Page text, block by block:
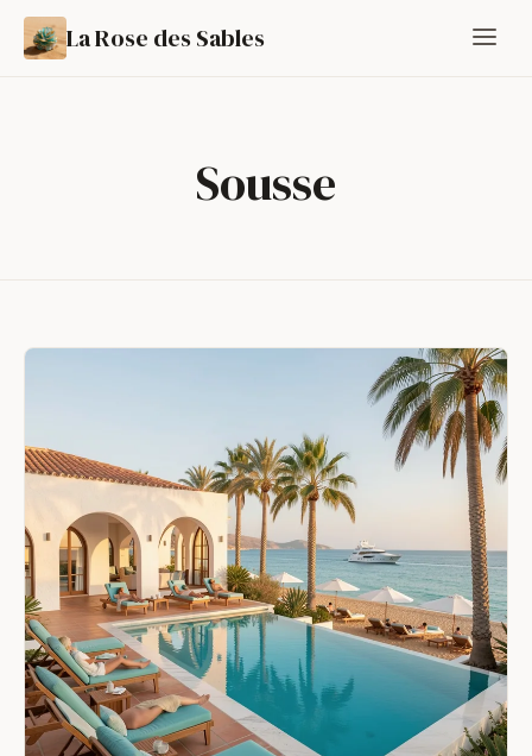
La Rose des Sables
Sousse